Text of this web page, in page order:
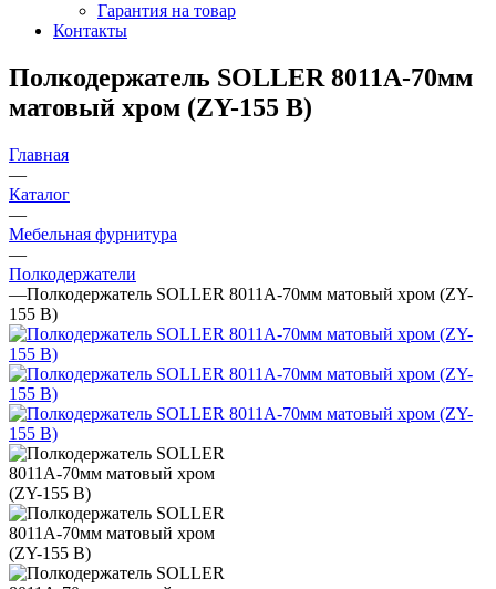
Гарантия на товар
Контакты
Полкодержатель SOLLER 8011А-70мм
матовый хром (ZY-155 B)
Главная
—
Каталог
—
Мебельная фурнитура
—
Полкодержатели
—Полкодержатель SOLLER 8011А-70мм матовый хром (ZY-
155 B)